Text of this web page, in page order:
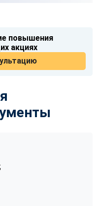
повышения
акциях